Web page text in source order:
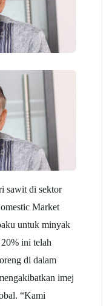
sawit di sektor
Market
untuk minyak
ini telah
di dalam
imej
“Kami